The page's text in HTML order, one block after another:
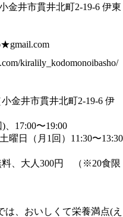
金井市貫井北町2-19-6 伊東
kiralily_kodomonoibasho/
金井市貫井北町2-19-6 伊
17:00〜19:00
（月1回）11:30〜13:30
料、大人300円 （※20食限
、おいしくて栄養満点(え